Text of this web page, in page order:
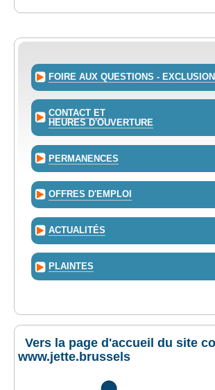
FOIRE AUX QUESTIONS -
CONTACT ET
HEURES D'OUVERTURE
PERMANENCES
OFFRES D'EMPLOI
ACTUALITÉS
PLAINTES
Vers la page d'accueil du site
www.jette.brussels